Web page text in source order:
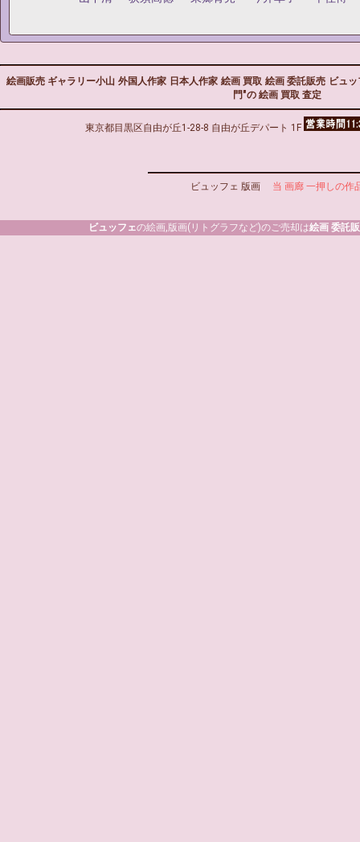
絵画販売 ギャラリー小山 外国人作家 日本人作家 絵画 買取 絵画 委託販売 ビュ
門"の 絵画 買取 査定
東京都目黒区自由が丘1-28-8 自由が丘デパート 1F
ビュッフェ 版画 当 画廊 一押しの作
ビュッフェの絵画,版画(リトグラフなど)のご売却は絵画 委託